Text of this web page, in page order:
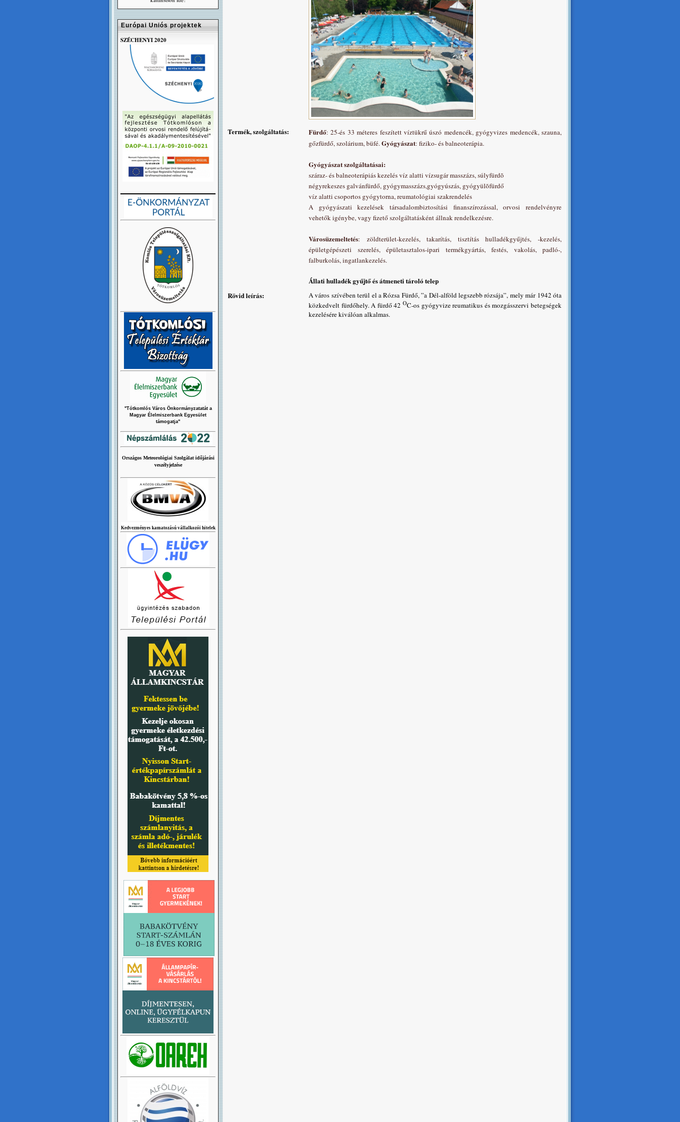
Termék, szolgáltatás: Fürdő: 25-és 33 méteres feszített víztükrű úszó medencék, gyógyvizes medencék, szauna,
gőzfürdő, szolárium, büfé.Gyógyászat: fiziko- és balneoterápia.
Gyógyászat szolgáltatásai:
száraz- és balneoterápiás kezelés víz alatti vízsugár masszázs, súlyfürdõ
négyrekeszes galvánfürdő, gyógymasszázs,gyógyúszás, gyógyülõfürdő
víz alatti csoportos gyógytorna, reumatológiai szakrendelés
A gyógyászati kezelések társadalombiztosítási finanszírozással, orvosi rendelvényre
vehetők igénybe, vagy fizető szolgáltatásként állnak rendelkezésre.
Városüzemeltetés: zöldterület-kezelés, takarítás, tisztítás hulladékgyűjtés, -kezelés,
épületgépészeti szerelés, épületasztalos-ipari termékgyártás, festés, vakolás, padló-,
falburkolás, ingatlankezelés.
Állati hulladék gyűjtő és átmeneti tároló telep
Rövid leírás:
A város szívében terül el a Rózsa Fürdő, ”a Dél-alföld legszebb rózsája”, mely már 1942 óta
közkedvelt fürdőhely. A fürdő 42 OC-os gyógyvize reumatikus és mozgásszervi betegségek
kezelésére kiválóan alkalmas.
Európai Uniós projektek
SZÉCHENYI 2020
"Tótkomlós Város Önkormányzatatát a
Magyar Élelmiszerbank Egyesület
támogatja"
Országos Meteorológiai Szolgálat időjárási
veszélyjelzése
Kedvezményes kamatozású vállalkozói hitelek